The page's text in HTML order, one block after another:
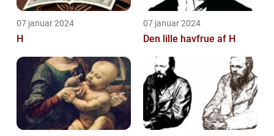
07 januar 2024
H
07 januar 2024
Den lille havfrue af H